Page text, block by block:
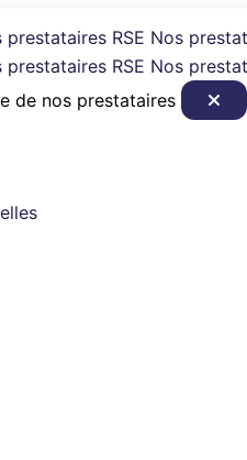
prestataires RSE Nos
prestataires RSE Nos
de nos prestataires